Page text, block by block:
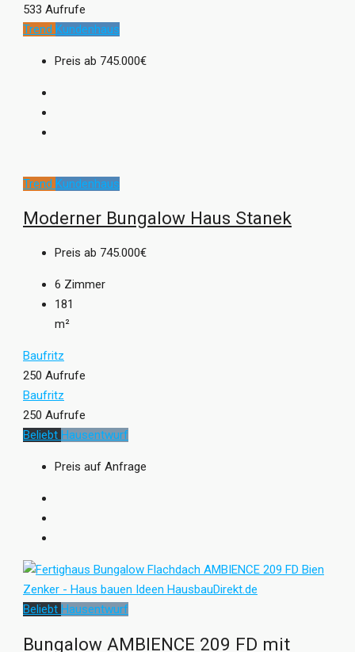
533 Aufrufe
Trend Kundenhaus
Preis ab 745.000€
Trend Kundenhaus
Moderner Bungalow Haus Stanek
Preis ab 745.000€
6 Zimmer
181
m²
Baufritz
250 Aufrufe
Baufritz
250 Aufrufe
Beliebt Hausentwurf
Preis auf Anfrage
Beliebt Hausentwurf
Bungalow AMBIENCE 209 FD mit